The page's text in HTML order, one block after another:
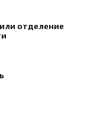
отделение